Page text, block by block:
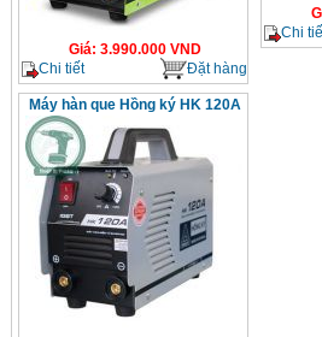
Giá: 3.990.000VND
Chi tiết
Đặt hàng
Chi
Máy hàn que Hồng ký HK 120A